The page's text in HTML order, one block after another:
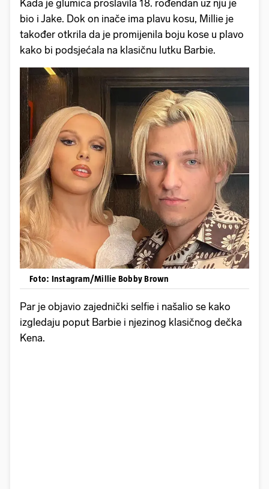
Kada je glumica proslavila 18. rođendan uz nju je
bio i Jake. Dok on inače ima plavu kosu, Millie je
također otkrila da je promijenila boju kose u plavo
kako bi podsjećala na klasičnu lutku Barbie.
Foto: Instagram/Millie Bobby Brown
Par je objavio zajednički selfie i našalio se kako
izgledaju poput Barbie i njezinog klasičnog dečka
Kena.